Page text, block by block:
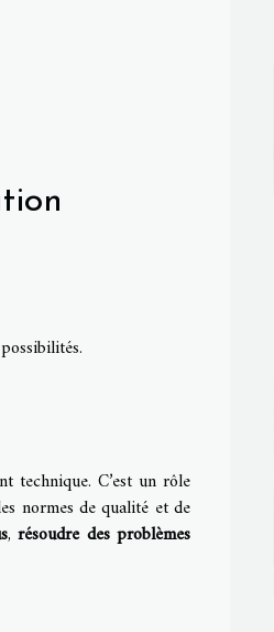
technique. C’est un rôle
normes de qualité et de
,résoudre des problèmes